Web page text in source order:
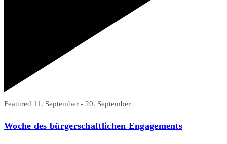
Featured 11. September - 20. September
Woche des bürgerschaftlichen Engagements